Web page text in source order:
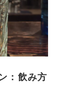
：飲み方